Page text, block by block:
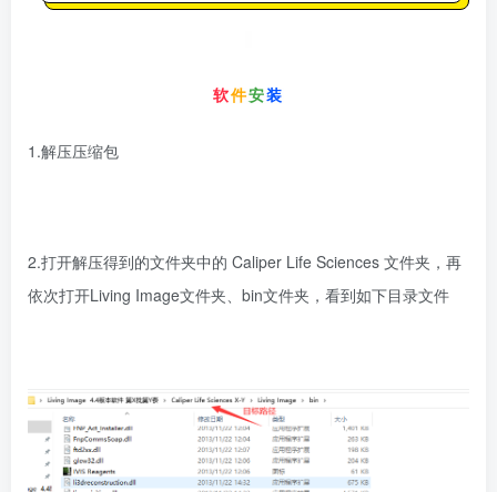
软件安装
1.解压压缩包
2.打开解压得到的文件夹中的 Caliper Life Sciences 文件夹，再
依次打开Living Image文件夹、bin文件夹，看到如下目录文件